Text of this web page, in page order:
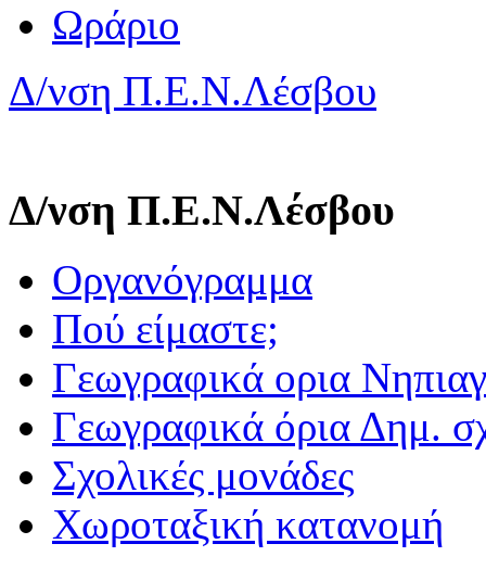
Ωράριο
Δ/νση Π.Ε.Ν.Λέσβου
Δ/νση Π.Ε.Ν.Λέσβου
Οργανόγραμμα
Πού είμαστε;
Γεωγραφικά ορια
Γεωγραφικά όρια Δημ.
Σχολικές μονάδες
Χωροταξική κατανομή